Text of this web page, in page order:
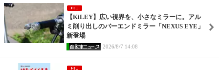
【KiLEY】広い視界を、小さなミラーに。アル
ミ削り出しのバーエンドミラー「NEXUS EYE」
新登場
2026/8/7 14:08